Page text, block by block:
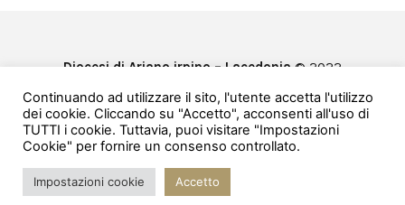
Diocesi di Ariano irpino – Lacedonia © 2022
Privacy & Cookie Policy
Powered bye-Direct
Continuando ad utilizzare il sito, l'utente accetta l'utilizzo
dei cookie. Cliccando su "Accetto", acconsenti all'uso di
TUTTI i cookie. Tuttavia, puoi visitare "Impostazioni
Cookie" per fornire un consenso controllato.
Impostazioni cookie Accetto